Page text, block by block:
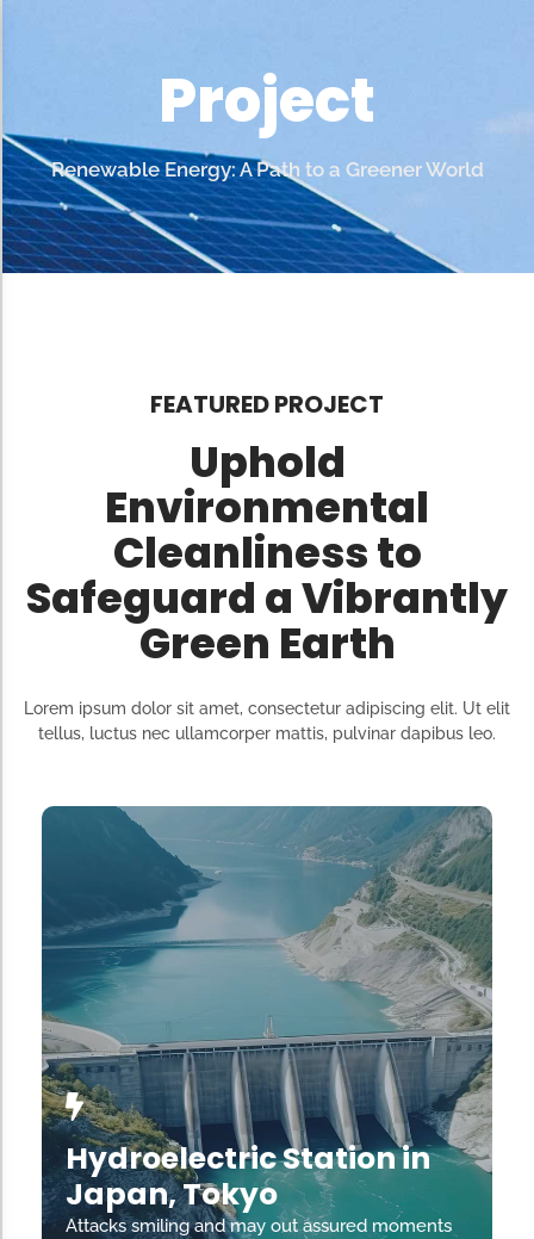
Project
Renewable Energy: A Path to a Greener World
FEATURED PROJECT
Uphold
Environmental
Cleanliness to
Safeguard a Vibrantly
Green Earth
Lorem ipsum dolor sit amet, consectetur adipiscing elit. Ut elit
tellus, luctus nec ullamcorper mattis, pulvinar dapibus leo.
Hydroelectric Station in
Japan, Tokyo
Attacks smiling and may out assured moments